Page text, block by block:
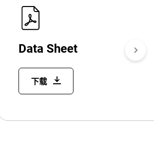
Data Sheet
下载